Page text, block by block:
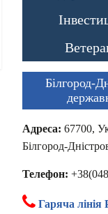
Білгород-
Адреса: 67700,
Білгород-
Телефон:
Гаряча лінія